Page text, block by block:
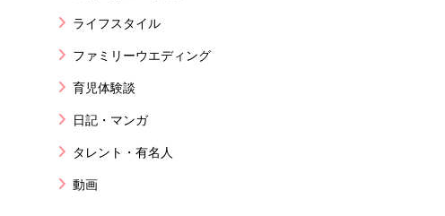
ライフスタイル
ファミリーウエディング
育児体験談
日記・マンガ
タレント・有名人
動画